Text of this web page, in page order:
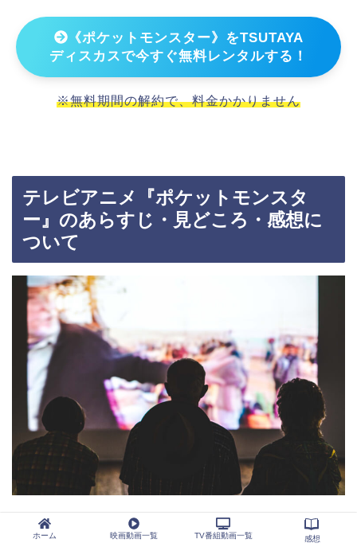
《ポケットモンスター》をTSUTAYA
ディスカスで今すぐ無料レンタルする！
※無料期間の解約で、料金かかりません
テレビアニメ『ポケットモンスタ
ー』のあらすじ・見どころ・感想に
ついて
テレビアニメ『ポケットモンスター』の見どこ
ホーム 映画動画一覧 TV番組動画一覧 感想